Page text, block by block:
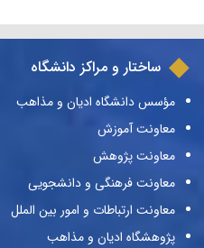
ساختار و مراکز دانشگاه
مؤسس دانشگاه ادیان و مذاهب
معاونت آموزش
معاونت پژوهش
معاونت فرهنگی و دانشجویی
معاونت ارتباطات و امور بین الملل
پژوهشگاه ادیان و مذاهب